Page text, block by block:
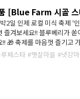
[Blue Farm 시골
타_[야행]달빛에 반하다'
푸짐한 경품이 준비되어 있습니다. 가볍게 오셔서 양
세요 어두운 밤 보이지
을에서의 숙박 🍲시골 인심 넉넉한 황태 해장국 🥔쫀
**날씨나 현지상황으로 프로그램
변경될 수 있습니다. **문
페스타 #햇살마을 #냇강